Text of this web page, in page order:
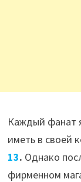
Каждый фанат
иметь в своей
13. Однако
фирменном